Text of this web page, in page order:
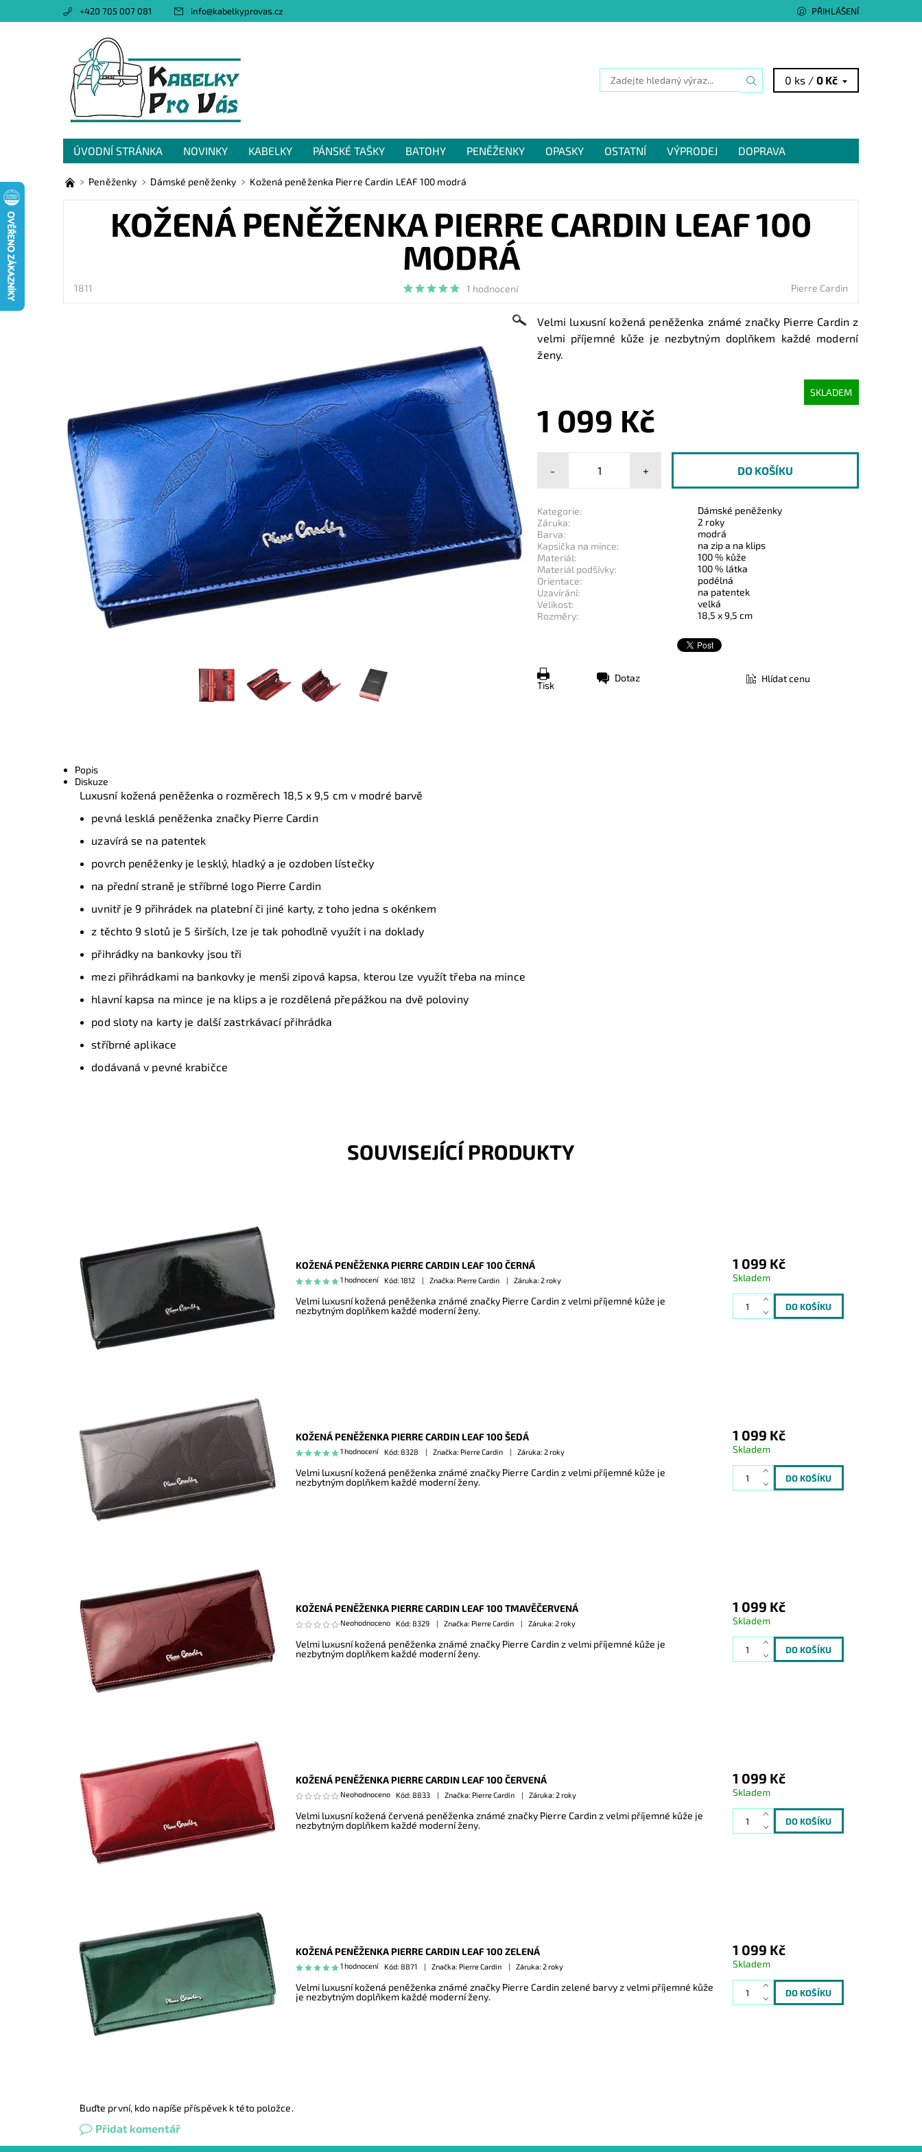
+420 705 007 081 info@kabelkyprovas.cz PŘIHLÁŠENÍ
0 ks /0 Kč
ÚVODNÍ STRÁNKA NOVINKY KABELKY PÁNSKÉ TAŠKY BATOHY PENĚŽENKY OPASKY OSTATNÍ VÝPRODEJ
DOPRAVA
OBCHODNÍ PODMÍNKY
GDPR NAPIŠTE NÁM
Peněženky Dámské peněženky Kožená peněženka Pierre Cardin LEAF 100 modrá
KOŽENÁ PENĚŽENKA PIERRE CARDIN LEAF 100
MODRÁ
1811 1 hodnocení Pierre Cardin
Velmi luxusní kožená peněženka známé značky Pierre Cardin z
velmi příjemné kůže je nezbytným doplňkem každé moderní
ženy.
SKLADEM
1 099 Kč
- +
Kategorie:
Dámské peněženky
Záruka:
2 roky
Barva:
modrá
Kapsička na mince:
na zip a na klips
Materiál:
100 % kůže
Materiál podšívky:
100 % látka
Orientace:
podélná
Uzavírání:
na patentek
Velikost:
velká
Rozměry:
18,5 x 9,5 cm
Tisk
Dotaz Hlídat cenu
Popis
Diskuze
Luxusní kožená peněženka o rozměrech 18,5 x 9,5 cm v modré barvě
pevná lesklá peněženka značky Pierre Cardin
uzavírá se na patentek
povrch peněženky je lesklý, hladký a je ozdoben lístečky
na přední straně je stříbrné logo Pierre Cardin
uvnitř je 9 přihrádek na platební či jiné karty, z toho jedna s okénkem
z těchto 9 slotů je 5 širších, lze je tak pohodlně využít i na doklady
přihrádky na bankovky jsou tři
mezi přihrádkami na bankovky je menši zipová kapsa, kterou lze využít třeba na mince
hlavní kapsa na mince je na klips a je rozdělená přepážkou na dvě poloviny
pod sloty na karty je další zastrkávací přihrádka
stříbrné aplikace
dodávaná v pevné krabičce
SOUVISEJÍCÍ PRODUKTY
KOŽENÁ PENĚŽENKA PIERRE CARDIN LEAF 100 ČERNÁ
1 hodnocení Kód: 1812 Značka: Pierre Cardin Záruka: 2 roky
Velmi luxusní kožená peněženka známé značky Pierre Cardin z velmi příjemné kůže je
nezbytným doplňkem každé moderní ženy.
1 099 Kč
Skladem
KOŽENÁ PENĚŽENKA PIERRE CARDIN LEAF 100 ŠEDÁ
1 hodnocení Kód: 8328 Značka: Pierre Cardin Záruka: 2 roky
Velmi luxusní kožená peněženka známé značky Pierre Cardin z velmi příjemné kůže je
nezbytným doplňkem každé moderní ženy.
1 099 Kč
Skladem
KOŽENÁ PENĚŽENKA PIERRE CARDIN LEAF 100 TMAVĚČERVENÁ
Neohodnoceno Kód: 8329 Značka: Pierre Cardin Záruka: 2 roky
Velmi luxusní kožená peněženka známé značky Pierre Cardin z velmi příjemné kůže je
nezbytným doplňkem každé moderní ženy.
1 099 Kč
Skladem
KOŽENÁ PENĚŽENKA PIERRE CARDIN LEAF 100 ČERVENÁ
Neohodnoceno Kód: 8833 Značka: Pierre Cardin Záruka: 2 roky
Velmi luxusní kožená červená peněženka známé značky Pierre Cardin z velmi příjemné kůže je
nezbytným doplňkem každé moderní ženy.
1 099 Kč
Skladem
KOŽENÁ PENĚŽENKA PIERRE CARDIN LEAF 100 ZELENÁ
1 hodnocení Kód: 8871 Značka: Pierre Cardin Záruka: 2 roky
Velmi luxusní kožená peněženka známé značky Pierre Cardin zelené barvy z velmi příjemné kůže
je nezbytným doplňkem každé moderní ženy.
1 099 Kč
Skladem
Buďte první, kdo napíše příspěvek k této položce.
Přidat komentář